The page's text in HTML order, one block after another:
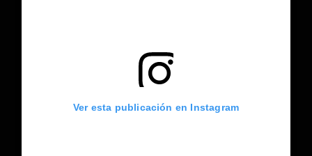
Ver esta publicación en Instagram